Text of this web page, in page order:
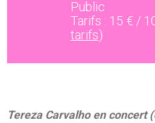
Public
Tarifs : 15 € /
tarifs)
Tereza Carvalho en concert